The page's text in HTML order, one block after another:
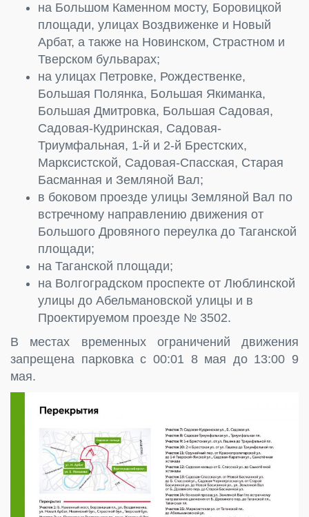
на Большом Каменном мосту, Боровицкой
площади, улицах Воздвиженке и Новый
Арбат, а также на Новинском, Страстном и
Тверском бульварах;
на улицах Петровке, Рождественке,
Большая Полянка, Большая Якиманка,
Большая Дмитровка, Большая Садовая,
Садовая-Кудринская, Садовая-
Триумфальная, 1-й и 2-й Брестских,
Марксистской, Садовая-Спасская, Старая
Басманная и Земляной Вал;
в боковом проезде улицы Земляной Вал по
встречному направлению движения от
Большого Дровяного переулка до Таганской
площади;
на Таганской площади;
на Волгоградском проспекте от Люблинской
улицы до Абельмановской улицы и в
Проектируемом проезде № 3502.
В местах временных ограничений движения
запрещена парковка с 00:01 8 мая до 13:00 9
мая.